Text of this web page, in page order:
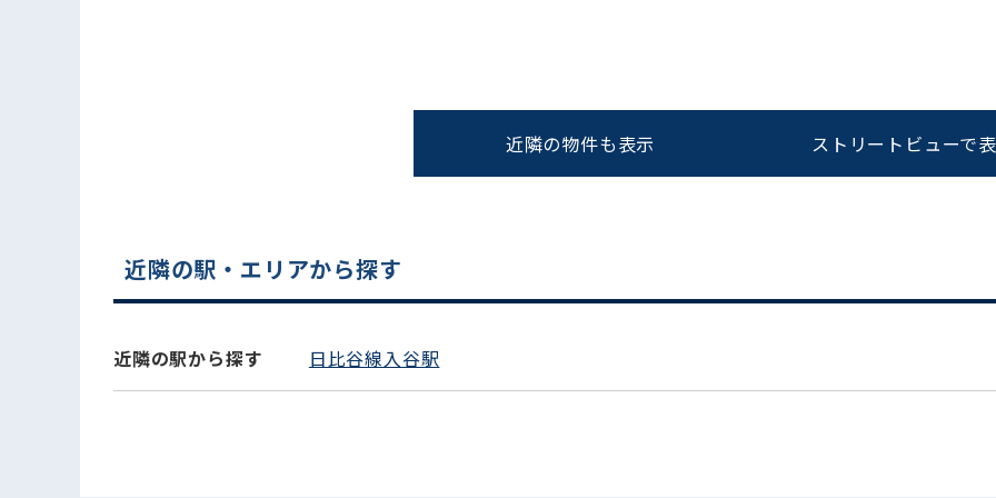
スムーズにご案内できます
0120-620-213
電話でお問い合わせ
近隣の物件も表示 ストリートビューで
近隣の駅・エリアから探す
近隣の駅から探す 日比谷線入谷駅